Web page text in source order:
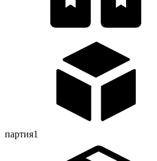
партия1